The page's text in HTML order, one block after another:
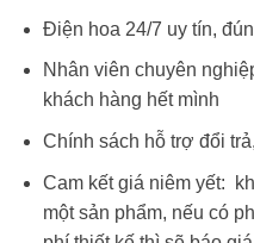
Điện hoa 24/7 uy tín,
Nhân viên chuyên
khách hàng hết mình
Chính sách hỗ trợ đổi
Cam kết giá niêm yết:
một sản phẩm, nếu có